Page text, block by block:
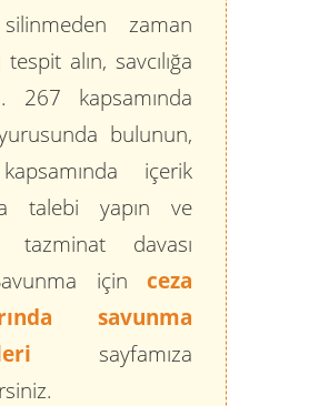
zaman
tespit alın, savcılığa
267 kapsamında
bulunun,
içerik
talebi yapın ve
tazminat davası
için ceza
savunma
sayfamıza